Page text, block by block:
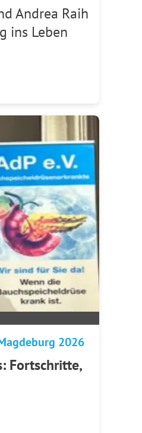
Andrea Raih
ins Leben
2026
Fortschritte,